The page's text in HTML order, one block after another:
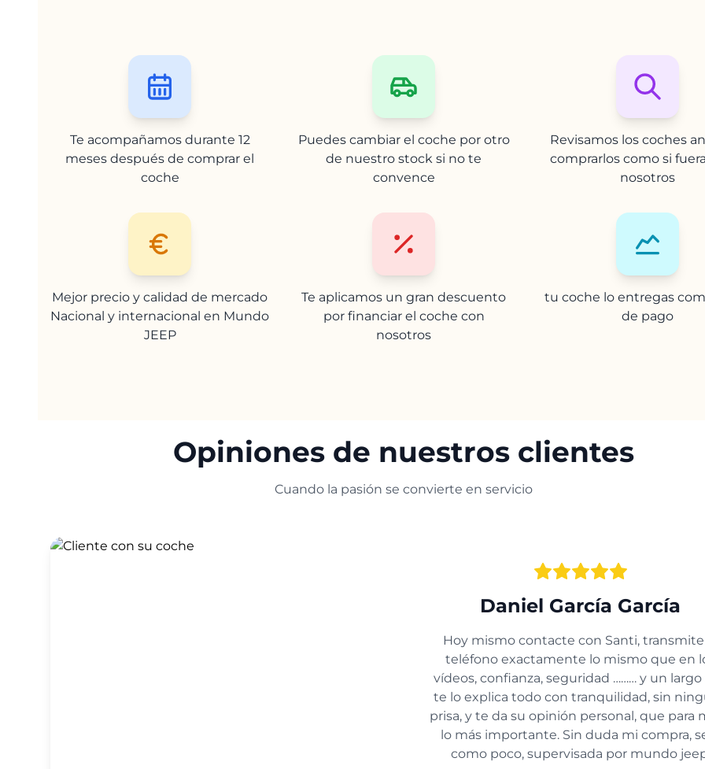
Te acompañamos durante 12
meses después de comprar el
coche
Puedes cambiar el coche por otro
de nuestro stock si no te
convence
Revisamos los coches
comprarlos como si
nosotros
Mejor precio y calidad de mercado
Nacional y internacional en Mundo
JEEP
Te aplicamos un gran descuento
por financiar el coche con
nosotros
tu coche lo entregas
de pago
Opiniones de nuestros clientes
Cuando la pasión se convierte en servicio
Daniel García García
Hoy mismo contacte con Santi, transmite
teléfono exactamente lo mismo que en
vídeos, confianza, seguridad ……… y un largo
te lo explica todo con tranquilidad, sin
prisa, y te da su opinión personal, que para
lo más importante. Sin duda mi compra,
como poco, supervisada por mundo